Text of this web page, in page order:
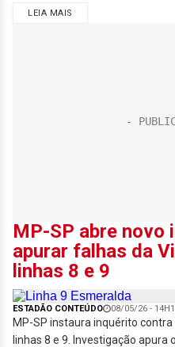
LEIA MAIS
MP-SP abre novo
apurar falhas da
linhas 8 e 9
ESTADÃO CONTEÚDO 08/05/26 -
MP-SP instaura inquérito
linhas 8 e 9. Investigação